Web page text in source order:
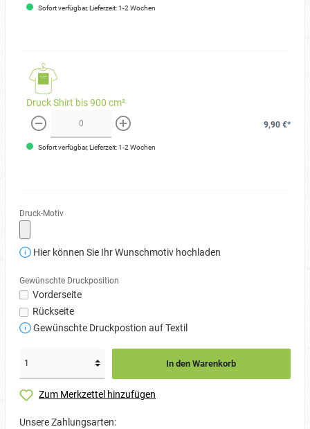
Sofort verfügbar, Lieferzeit: 1-2 Wochen
Druck Shirt bis 900 cm²
weniger mehr
9,90 €*
Sofort verfügbar, Lieferzeit: 1-2 Wochen
Druck-Motiv
Hier können Sie Ihr Wunschmotiv hochladen
Gewünschte Druckposition
Vorderseite
Rückseite
Gewünschte Druckpostion auf Textil
In den Warenkorb
Zum Merkzettel hinzufügen
Unsere Zahlungsarten: